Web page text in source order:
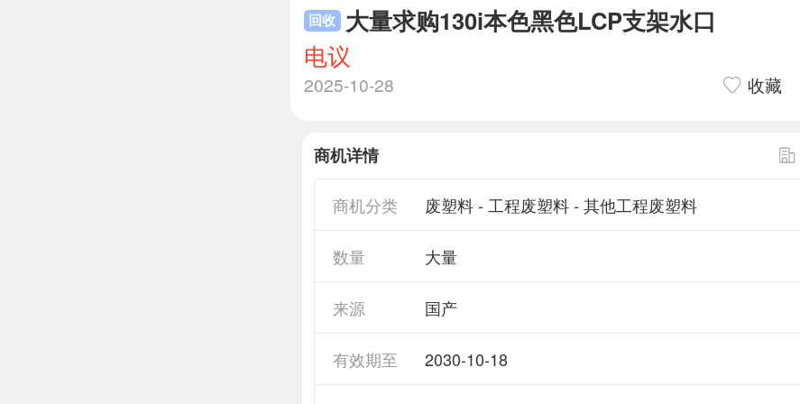
回收 大量求购130i本色黑色LCP支架水口
电议
2025-10-28 收藏
商机详情
商机分类 废塑料 - 工程废塑料 - 其他工程废塑料
数量 大量
来源 国产
有效期至 2030-10-18